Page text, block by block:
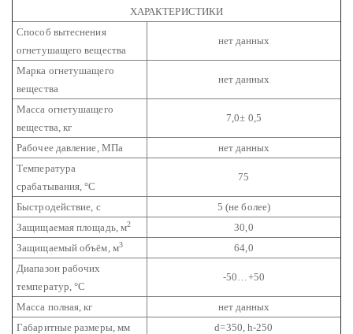
ХАРАКТЕРИСТИКИ
Способ вытеснения
огнетушащего вещества
нет данных
Марка огнетушащего
вещества
нет данных
Масса огнетушащего
вещества, кг
7,0± 0,5
Рабочее давление, МПа
нет данных
Температура
срабатывания, °С
75
Быстродействие, с
5 (не более)
Защищаемая площадь, м2
30,0
Защищаемый объём, м3
64,0
Диапазон рабочих
температур, °С
-50…+50
Масса полная, кг
нет данных
Габаритные размеры, мм
d=350, h-250